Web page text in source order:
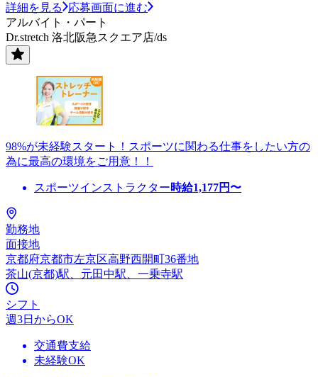
詳細を見る
応募画面に進む
アルバイト・パート
Dr.stretch 洛北阪急スクエア店/ds
98%が未経験スタート！スポーツに関わる仕事をしたい方の
為に最高の環境をご用意！！
スポーツインストラクター時給1,177円〜
勤務地
面接地
京都府京都市左京区高野西開町36番地
茶山(京都)駅、元田中駅、一乗寺駅
シフト
週3日からOK
交通費支給
未経験OK